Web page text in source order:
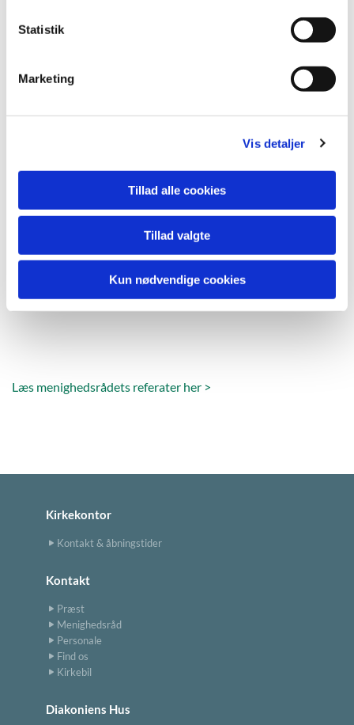
Statistik
Marketing
Vis detaljer
Tillad alle cookies
Tillad valgte
Kun nødvendige cookies
Læs menighedsrådets referater her >
Kirkekontor
Kontakt & åbningstider
Kontakt
Præst
Menighedsråd
Personale
Find os
Kirkebil
Diakoniens Hus